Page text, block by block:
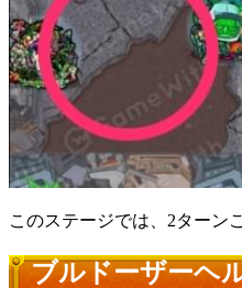
このステージでは、2ターン
ブルドーザーヘ